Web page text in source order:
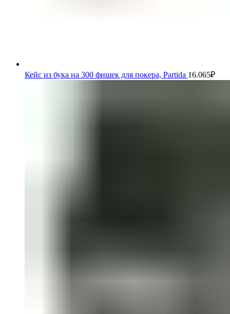
Кейс из бука на 300 фишек для покера, Partida 16.065₽